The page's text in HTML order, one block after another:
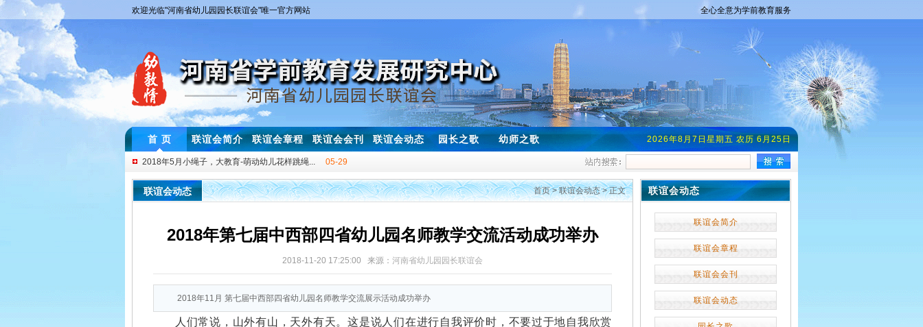
欢迎光临"河南省幼儿园园长联谊会"唯一官方网站 全心全意为学前教育服务
2026年8月7日星期五 农历 6月25日
首 页 联谊会简介 联谊会章程 联谊会会刊 联谊会动态 园长之歌 幼师之歌
2018年5月小绳子，大教育-萌动幼儿花样跳绳... 05-29
2018年第七届中西部四省幼儿园名师教学交流... 11-20
幼儿教师基本功大赛一等奖获得者技能展示与... 01-08
03-05
2018年3月 幼儿园“体验式”教研培训圆满举行！ 03-30
2018年3月 河南省幼儿园安全管理及教学体... 03-25
2018年4月 “幼师专业素养提升研讨会”首... 04-28
联谊会动态 首页>联谊会动态> 正文
2018年第七届中西部四省幼儿园名师教学交流活动成功举办
2018-11-20 17:25:00 来源： 河南省幼儿园园长联谊会
2018年11月 第七届中西部四省幼儿园名师教学交流展示活动成功举办
人们常说，山外有山，天外有天。这是说人们在进行自我评价时，不要过于地自我欣赏
联谊会动态
联谊会简介
联谊会章程
联谊会会刊
联谊会动态